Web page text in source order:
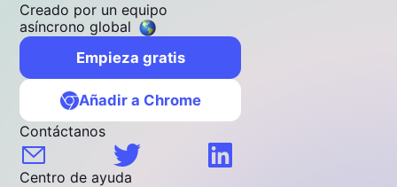
Creado por un equipo
asíncrono global
Empieza gratis
Añadir a Chrome
Contáctanos
Centro de ayuda